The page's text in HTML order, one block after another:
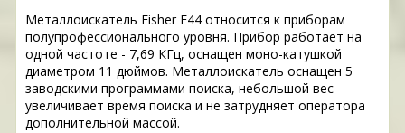
Металлоискатель Fisher F44 относится к приборам
полупрофессионального уровня. Прибор работает на
одной частоте - 7,69 КГц, оснащен моно-катушкой
диаметром 11 дюймов. Металлоискатель оснащен 5
заводскими программами поиска, небольшой вес
увеличивает время поиска и не затрудняет оператора
дополнительной массой.